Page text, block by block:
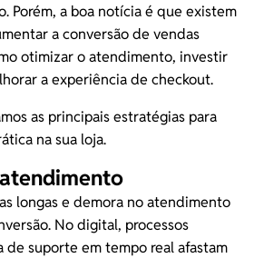
Porém, a boa notícia é que existem
a conversão de vendas
otimizar o atendimento, investir
a experiência de checkout.
as principais estratégias para
na sua loja.
longas e demora no atendimento
No digital, processos
de suporte em tempo real afastam